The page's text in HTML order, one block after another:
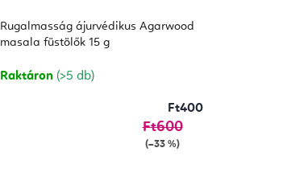
Rugalmasság ájurvédikus Agarwood
masala füstölők 15 g
Raktáron (>5 db)
Ft400
Ft600
(–33 %)